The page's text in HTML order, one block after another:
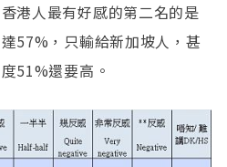
港人最有好感的第二名的是
57%，只輸給新加坡人，甚
51%還要高。